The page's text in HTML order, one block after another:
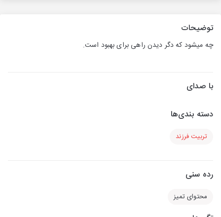
توضیحات
چه میشود که دگر دیدن راهی برای بهبود است.
با صدای
دسته بندی‌ها
تربیت فرزند
رده سنی
محتوای تمیز